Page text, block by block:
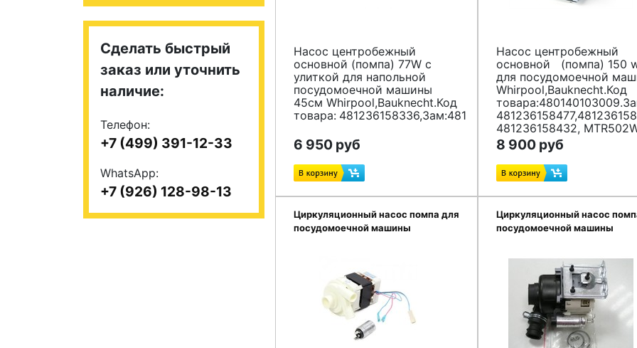
Насос центробежный
основной (помпа) 77W c
улиткой для напольной
посудомоечной машины
45см Whirpool,Bauknecht.Код
товара: 481236158336,Зам:
6 950 руб
Насос центробежный
основной (помпа) 150
для посудомоечной
Whirpool,Bauknecht.Код
481236158432,
(481236018568 -улитка.
Отдельно не
8 900 руб
Циркуляционный насос помпа для
посудомоечной машины
Циркуляционный насос
посудомоечной машины
Сделать быстрый
заказ или уточнить
наличие:
Телефон:
+7 (499) 391-12-33
WhatsApp:
+7 (926) 128-98-13